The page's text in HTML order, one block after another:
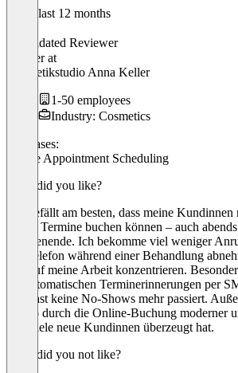
In the last 12 months
Validated Reviewer
Inhaberat
Kosmetikstudio Anna Keller
1-50 employees
Industry: Cosmetics
Use cases:
Online Appointment Scheduling
What did you like?
Mir gefällt am besten, dass meine
online Termine buchen können – auch
Wochenende. Ich bekomme viel weniger
das Telefon während einer Behandlung
voll auf meine Arbeit konzentrieren.
die automatischen Terminerinnerungen per
sind fast keine No-Shows mehr passiert.
Studio durch die Online-Buchung moderner
was viele neue Kundinnen überzeugt hat.
What did you not like?